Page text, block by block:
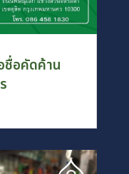
ชื่อคัดค้าน